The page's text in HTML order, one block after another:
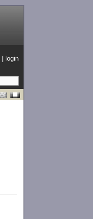
login